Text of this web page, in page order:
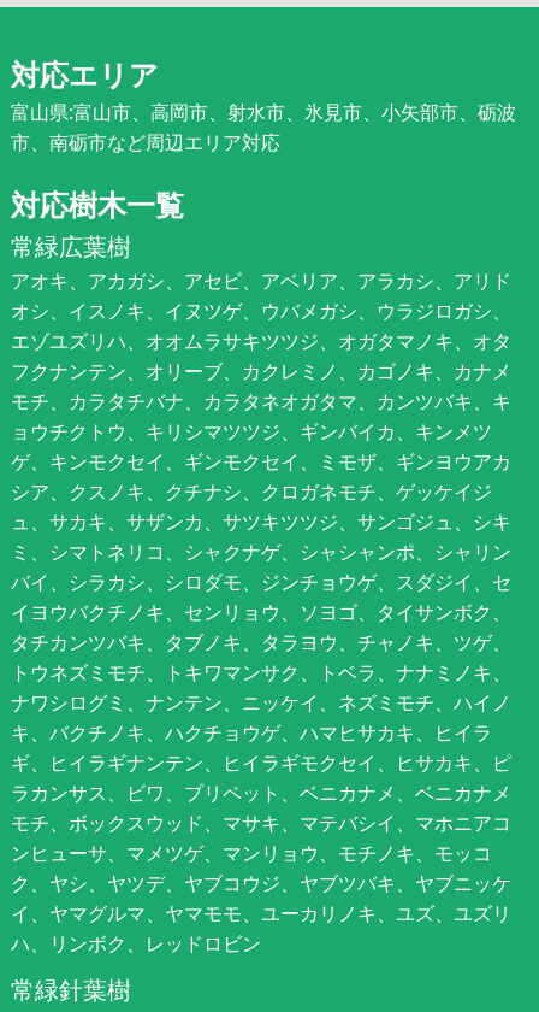
対応エリア
富山県:富山市、高岡市、射水市、氷見市、小矢部市、砺波
市、南砺市など周辺エリア対応
対応樹木一覧
常緑広葉樹
アオキ、アカガシ、アセビ、アベリア、アラカシ、アリド
オシ、イスノキ、イヌツゲ、ウバメガシ、ウラジロガシ、
エゾユズリハ、オオムラサキツツジ、オガタマノキ、オタ
フクナンテン、オリーブ、カクレミノ、カゴノキ、カナメ
モチ、カラタチバナ、カラタネオガタマ、カンツバキ、キ
ョウチクトウ、キリシマツツジ、ギンバイカ、キンメツ
ゲ、キンモクセイ、ギンモクセイ、ミモザ、ギンヨウアカ
シア、クスノキ、クチナシ、クロガネモチ、ゲッケイジ
ュ、サカキ、サザンカ、サツキツツジ、サンゴジュ、シキ
ミ、シマトネリコ、シャクナゲ、シャシャンポ、シャリン
バイ、シラカシ、シロダモ、ジンチョウゲ、スダジイ、セ
イヨウバクチノキ、センリョウ、ソヨゴ、タイサンボク、
タチカンツバキ、タブノキ、タラヨウ、チャノキ、ツゲ、
トウネズミモチ、トキワマンサク、トベラ、ナナミノキ、
ナワシログミ、ナンテン、ニッケイ、ネズミモチ、ハイノ
キ、バクチノキ、ハクチョウゲ、ハマヒサカキ、ヒイラ
ギ、ヒイラギナンテン、ヒイラギモクセイ、ヒサカキ、ピ
ラカンサス、ビワ、プリペット、ベニカナメ、ベニカナメ
モチ、ボックスウッド、マサキ、マテバシイ、マホニアコ
ンヒューサ、マメツゲ、マンリョウ、モチノキ、モッコ
ク、ヤシ、ヤツデ、ヤブコウジ、ヤブツバキ、ヤブニッケ
イ、ヤマグルマ、ヤマモモ、ユーカリノキ、ユズ、ユズリ
ハ、リンボク、レッドロビン
常緑針葉樹